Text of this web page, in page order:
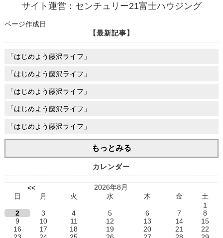
サイト運営：センチュリー21富士ハウジング
ページ作成日
【最新記事】
「はじめよう藤沢ライフ」
「はじめよう藤沢ライフ」
「はじめよう藤沢ライフ」
「はじめよう藤沢ライフ」
「はじめよう藤沢ライフ」
もっとみる
カレンダー
<<
2026年8月
日
月 火 水 木 金
土
1
2
3 4 5 6 7
8
9
10 11 12 13 14
15
16
17 18 19 20 21
22